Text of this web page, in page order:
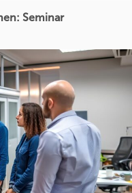
Seminar